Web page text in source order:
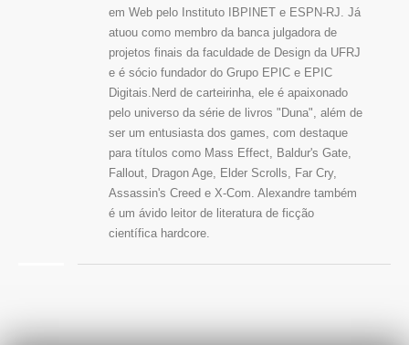
em Web pelo Instituto IBPINET e ESPN-RJ. Já
atuou como membro da banca julgadora de
projetos finais da faculdade de Design da UFRJ
e é sócio fundador do Grupo EPIC e EPIC
Digitais.Nerd de carteirinha, ele é apaixonado
pelo universo da série de livros "Duna", além de
ser um entusiasta dos games, com destaque
para títulos como Mass Effect, Baldur's Gate,
Fallout, Dragon Age, Elder Scrolls, Far Cry,
Assassin's Creed e X-Com. Alexandre também
é um ávido leitor de literatura de ficção
científica hardcore.